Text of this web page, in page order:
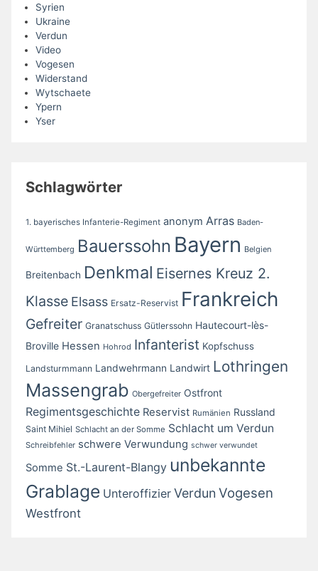
Syrien
Ukraine
Verdun
Video
Vogesen
Widerstand
Wytschaete
Ypern
Yser
Schlagwörter
1. bayerisches Infanterie-Regiment anonym Arras Baden-
Württemberg Bauerssohn Bayern Belgien
Breitenbach Denkmal Eisernes Kreuz 2.
Klasse Elsass Ersatz-Reservist Frankreich
Gefreiter Granatschuss Gütlerssohn Hautecourt-lès-
Broville Hessen Hohrod Infanterist Kopfschuss
Landsturmmann Landwehrmann Landwirt Lothringen
Massengrab Obergefreiter Ostfront
Regimentsgeschichte Reservist Rumänien Russland
Saint Mihiel Schlacht an der Somme Schlacht um Verdun
Schreibfehler schwere Verwundung schwer verwundet
Somme St.-Laurent-Blangy unbekannte
Grablage Unteroffizier Verdun Vogesen
Westfront